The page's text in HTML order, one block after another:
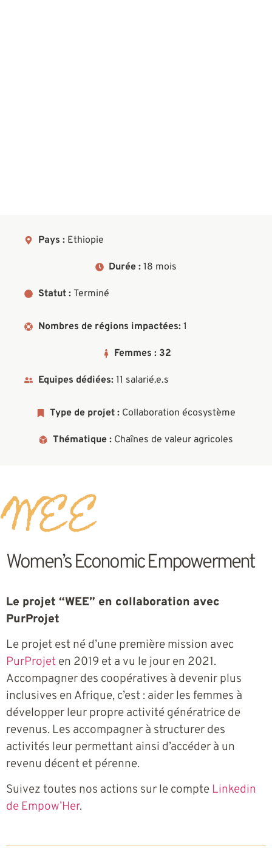
Pays :Ethiopie
Durée : 18 mois
Statut : Terminé
Nombres de régions impactées:1
Femmes : 32
Equipes dédiées:11 salarié.e.s
Type de projet : Collaboration écosystème
Thématique : Chaînes de valeur agricoles
WEE
Women’s Economic Empowerment
Le projet “WEE” en collaboration avec
PurProjet
Le projet est né d’une première mission avec
PurProjet en 2019 et a vu le jour en 2021.
Accompagner des coopératives à devenir plus
inclusives en Afrique, c’est : aider les femmes à
développer leur propre activité génératrice de
revenus. Les accompagner à structurer des
activités leur permettant ainsi d’accéder à un
revenu décent et pérenne.
Suivez toutes nos actions sur le compte Linkedin
de Empow’Her.